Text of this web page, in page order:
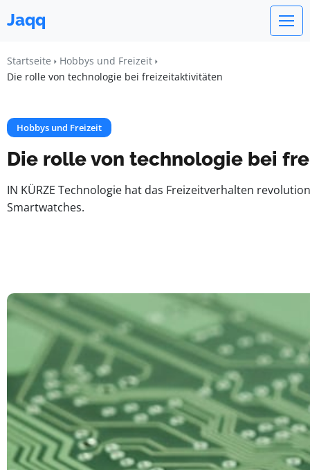
Jaqq
Startseite
Hobbys und Freizeit
Die rolle von technologie bei freizeitaktivitäten
Hobbys und Freizeit
Die rolle von technologie bei
IN KÜRZE Technologie hat das Freizeitverhalten
Smartwatches.